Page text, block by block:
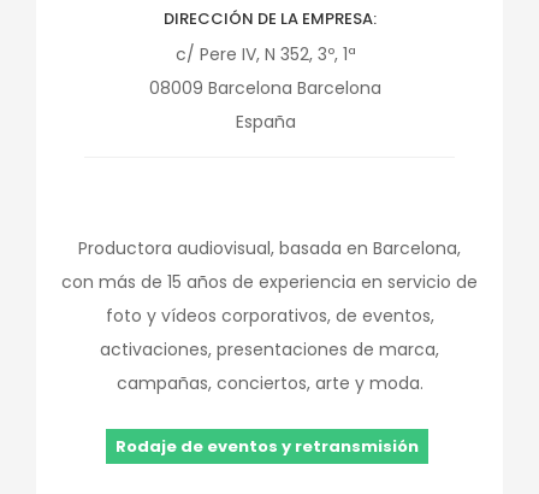
DIRECCIÓN DE LA EMPRESA
c/ Pere IV, N 352, 3º, 1ª
08009 Barcelona Barcelona
España
Productora audiovisual, basada en Barcelona,
con más de 15 años de experiencia en servicio de
foto y vídeos corporativos, de eventos,
activaciones, presentaciones de marca,
campañas, conciertos, arte y moda.
Rodaje de eventos y retransmisión